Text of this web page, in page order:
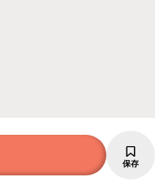
保存